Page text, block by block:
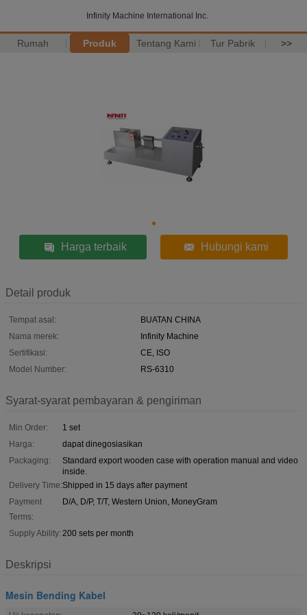
Infinity Machine International Inc.
Rumah Produk Tentang Kami Tur Pabrik >>
Harga terbaik Hubungi kami
Detail produk
Tempat asal:
BUATAN CHINA
Nama merek:
Infinity Machine
Sertifikasi:
CE, ISO
Model Number:
RS-6310
Syarat-syarat pembayaran & pengiriman
Min Order:
1 set
Harga:
dapat dinegosiasikan
Packaging:
Standard export wooden case with operation manual and video
inside.
Delivery Time:Shipped in 15 days after payment
Payment
Terms:
D/A, D/P, T/T, Western Union, MoneyGram
Supply Ability: 200 sets per month
Deskripsi
Mesin Bending Kabel